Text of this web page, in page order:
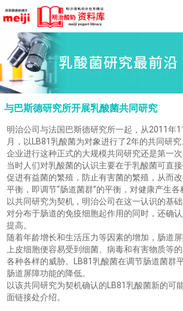
与巴斯德研究所开展乳酸菌共同研究
明治公司与法国巴斯德研究所一起，从2011年
月，以LB81乳酸菌为对象进行了2年的共同研
企业进行这种正式的大规模共同研究还是第一次
当时人们对乳酸菌的认识主要在于乳酸菌可直
促进有益菌的繁殖，防止有害菌的繁殖，从而
平衡，即调节“肠道菌群”的平衡，对健康产生各
以共同研究为契机，明治公司在这一认识的基
对分布于肠道的免疫细胞起作用的同时，还确认
提高。
随着年龄增长和生活压力等因素的增加，肠道
上皮细胞便容易受到细菌、病毒和有害物质等
各种各样的威胁。LB81乳酸菌在调节肠道菌群
肠道屏障功能的降低。
以该共同研究为契机确认的LB81乳酸菌新的可
面链接处介绍。